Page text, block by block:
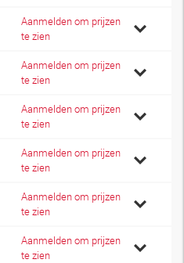
Aanmelden om prijzen
te zien
Aanmelden om prijzen
te zien
Aanmelden om prijzen
te zien
Aanmelden om prijzen
te zien
Aanmelden om prijzen
te zien
Aanmelden om prijzen
te zien